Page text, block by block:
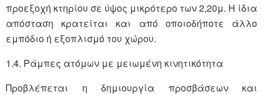
προεξοχή κτηρίου σε ύψος μικρότερο των 2,20μ. Η ίδια
απόσταση κρατείται και από οποιοδήποτε άλλο
εμπόδιο ή εξοπλισμό του χώρου.
1.4. Ράμπες ατόμων με μειωμένη κινητικότητα
Προβλέπεται η δημιουργία προσβάσεων και